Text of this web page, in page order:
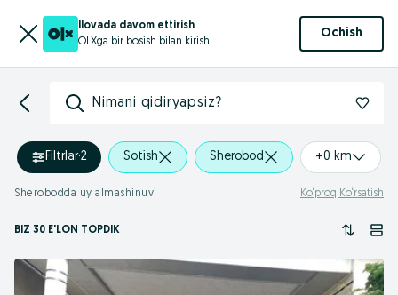
Ilovada davom ettirish
OLXga bir bosish bilan kirish
Ochish
Nimani qidiryapsiz?
Filtrlar·2 Sotish Sherobod +0 km
Sherobodda uy almashinuvi Ko‘proq Ko‘rsatish
BIZ 30 E'LON TOPDIK